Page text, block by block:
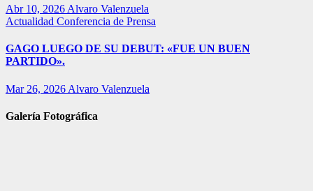
Abr 10, 2026 Alvaro Valenzuela
Actualidad Conferencia de Prensa
GAGO LUEGO DE SU DEBUT: «FUE UN BUEN
PARTIDO».
Mar 26, 2026 Alvaro Valenzuela
Galería Fotográfica